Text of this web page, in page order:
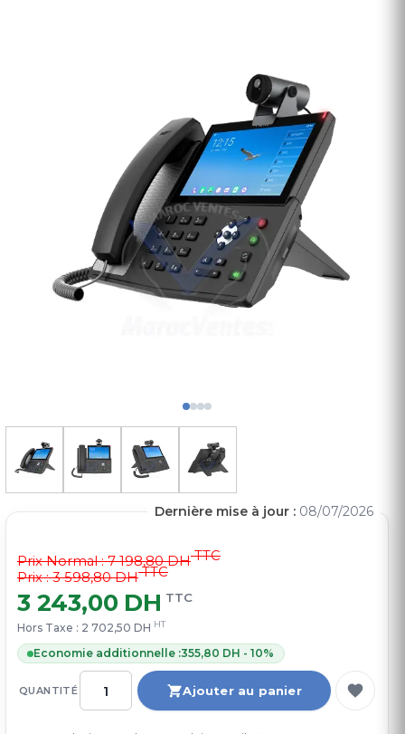
QUANTITÉ Ajouter au panier
Prix Normal :7 198,80 DHTTC
Prix : 3 598,80 DHTTC
3 243,00 DH TTC
Hors Taxe : 2 702,50 DH HT
Economie additionnelle :355,80 DH - 10%
Dernière mise à jour : 08/07/2026